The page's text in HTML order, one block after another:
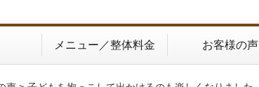
メニュー／整体料金 お客様の声